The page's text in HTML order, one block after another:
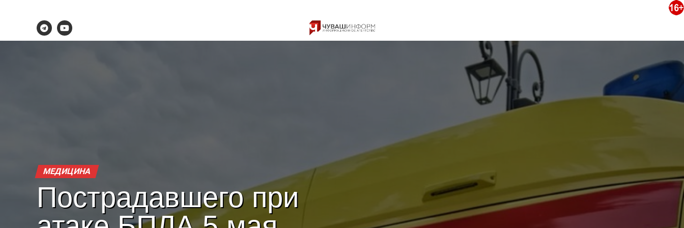
МЕДИЦИНА
Пострадавшего при